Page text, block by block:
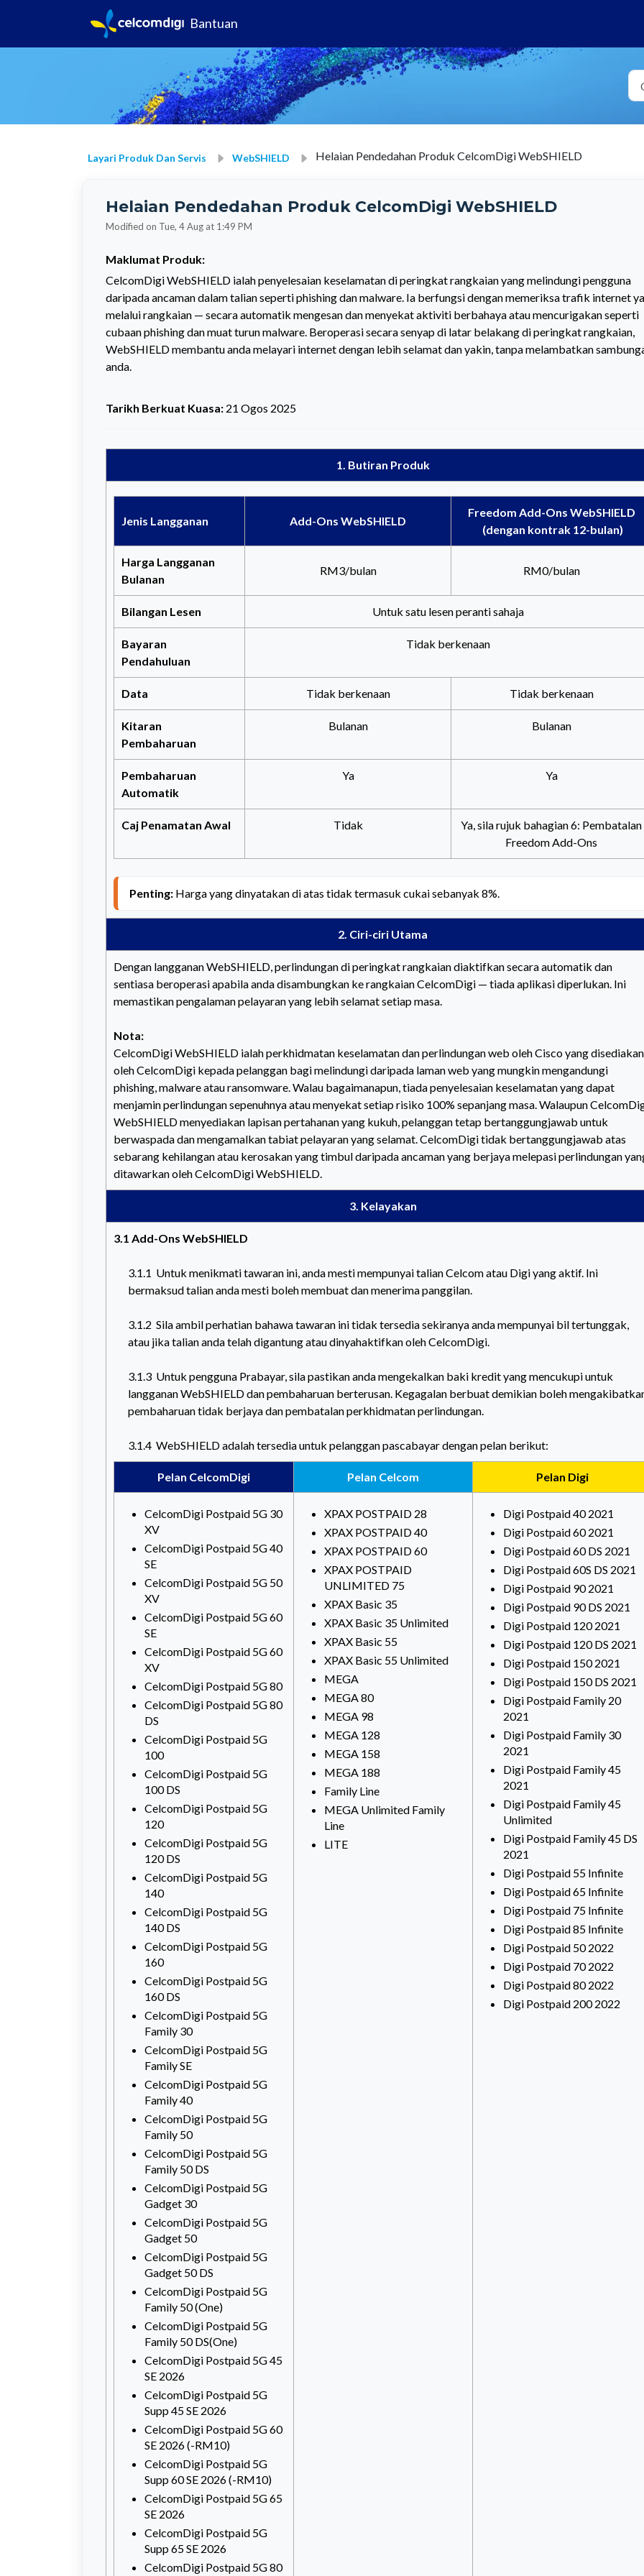
Bantuan
Layari Produk Dan Servis WebSHIELD Helaian Pendedahan Produk CelcomDigi WebSHIELD
Helaian Pendedahan Produk CelcomDigi WebSHIELD
Modified on Tue, 4 Aug at 1:49 PM
Maklumat Produk:
CelcomDigi WebSHIELD ialah penyelesaian keselamatan di peringkat rangkaian yang melindungi pengguna
daripada ancaman dalam talian seperti phishing dan malware. Ia berfungsi dengan memeriksa trafik internet
melalui rangkaian — secara automatik mengesan dan menyekat aktiviti berbahaya atau mencurigakan seperti
cubaan phishing dan muat turun malware. Beroperasi secara senyap di latar belakang di peringkat rangkaian,
WebSHIELD membantu anda melayari internet dengan lebih selamat dan yakin, tanpa melambatkan
anda.
Tarikh Berkuat Kuasa: 21 Ogos 2025
1. Butiran Produk
Jenis Langganan Add-Ons WebSHIELD
Freedom Add-Ons WebSHIELD
(dengan kontrak 12-bulan)
Harga Langganan
Bulanan
RM3/bulan RM0/bulan
Bilangan Lesen Untuk satu lesen peranti sahaja
Bayaran
Pendahuluan
Tidak berkenaan
Data Tidak berkenaan Tidak berkenaan
Kitaran
Pembaharuan
Bulanan Bulanan
Pembaharuan
Automatik
Ya Ya
Caj Penamatan Awal Tidak
Ya, sila rujuk bahagian 6: Pembatalan
Freedom Add-Ons
Penting: Harga yang dinyatakan di atas tidak termasuk cukai sebanyak 8%.
2. Ciri-ciri Utama
Dengan langganan WebSHIELD, perlindungan di peringkat rangkaian diaktifkan secara automatik dan
sentiasa beroperasi apabila anda disambungkan ke rangkaian CelcomDigi — tiada aplikasi diperlukan. Ini
memastikan pengalaman pelayaran yang lebih selamat setiap masa.
Nota:
CelcomDigi WebSHIELD ialah perkhidmatan keselamatan dan perlindungan web oleh Cisco yang disediakan
oleh CelcomDigi kepada pelanggan bagi melindungi daripada laman web yang mungkin mengandungi
phishing, malware atau ransomware. Walau bagaimanapun, tiada penyelesaian keselamatan yang dapat
menjamin perlindungan sepenuhnya atau menyekat setiap risiko 100% sepanjang masa. Walaupun
WebSHIELD menyediakan lapisan pertahanan yang kukuh, pelanggan tetap bertanggungjawab untuk
berwaspada dan mengamalkan tabiat pelayaran yang selamat. CelcomDigi tidak bertanggungjawab atas
sebarang kehilangan atau kerosakan yang timbul daripada ancaman yang berjaya melepasi perlindungan
ditawarkan oleh CelcomDigi WebSHIELD.
3. Kelayakan
3.1 Add-Ons WebSHIELD
3.1.1 Untuk menikmati tawaran ini, anda mesti mempunyai talian Celcom atau Digi yang aktif. Ini
bermaksud talian anda mesti boleh membuat dan menerima panggilan.
3.1.2 Sila ambil perhatian bahawa tawaran ini tidak tersedia sekiranya anda mempunyai bil tertunggak,
atau jika talian anda telah digantung atau dinyahaktifkan oleh CelcomDigi.
3.1.3 Untuk pengguna Prabayar, sila pastikan anda mengekalkan baki kredit yang mencukupi untuk
langganan WebSHIELD dan pembaharuan berterusan. Kegagalan berbuat demikian boleh
pembaharuan tidak berjaya dan pembatalan perkhidmatan perlindungan.
3.1.4 WebSHIELD adalah tersedia untuk pelanggan pascabayar dengan pelan berikut:
Pelan CelcomDigi Pelan Celcom Pelan Digi
CelcomDigi Postpaid 5G 30
XV
CelcomDigi Postpaid 5G 40
SE
CelcomDigi Postpaid 5G 50
XV
CelcomDigi Postpaid 5G 60
SE
CelcomDigi Postpaid 5G 60
XV
CelcomDigi Postpaid 5G 80
CelcomDigi Postpaid 5G 80
DS
CelcomDigi Postpaid 5G
100
CelcomDigi Postpaid 5G
100 DS
CelcomDigi Postpaid 5G
120
CelcomDigi Postpaid 5G
120 DS
CelcomDigi Postpaid 5G
140
CelcomDigi Postpaid 5G
140 DS
CelcomDigi Postpaid 5G
160
CelcomDigi Postpaid 5G
160 DS
CelcomDigi Postpaid 5G
Family 30
CelcomDigi Postpaid 5G
Family SE
CelcomDigi Postpaid 5G
Family 40
CelcomDigi Postpaid 5G
Family 50
CelcomDigi Postpaid 5G
Family 50 DS
CelcomDigi Postpaid 5G
Gadget 30
CelcomDigi Postpaid 5G
Gadget 50
CelcomDigi Postpaid 5G
Gadget 50 DS
CelcomDigi Postpaid 5G
Family 50 (One)
CelcomDigi Postpaid 5G
Family 50 DS(One)
CelcomDigi Postpaid 5G 45
SE 2026
CelcomDigi Postpaid 5G
Supp 45 SE 2026
CelcomDigi Postpaid 5G 60
SE 2026 (-RM10)
CelcomDigi Postpaid 5G
Supp 60 SE 2026 (-RM10)
CelcomDigi Postpaid 5G 65
SE 2026
CelcomDigi Postpaid 5G
Supp 65 SE 2026
CelcomDigi Postpaid 5G 80
XPAX POSTPAID 28
XPAX POSTPAID 40
XPAX POSTPAID 60
XPAX POSTPAID
UNLIMITED 75
XPAX Basic 35
XPAX Basic 35 Unlimited
XPAX Basic 55
XPAX Basic 55 Unlimited
MEGA
MEGA 80
MEGA 98
MEGA 128
MEGA 158
MEGA 188
Family Line
MEGA Unlimited Family
Line
LITE
Digi Postpaid 40 2021
Digi Postpaid 60 2021
Digi Postpaid 60 DS 2021
Digi Postpaid 60S DS 2021
Digi Postpaid 90 2021
Digi Postpaid 90 DS 2021
Digi Postpaid 120 2021
Digi Postpaid 120 DS 2021
Digi Postpaid 150 2021
Digi Postpaid 150 DS 2021
Digi Postpaid Family 20
2021
Digi Postpaid Family 30
2021
Digi Postpaid Family 45
2021
Digi Postpaid Family 45
Unlimited
Digi Postpaid Family 45 DS
2021
Digi Postpaid 55 Infinite
Digi Postpaid 65 Infinite
Digi Postpaid 75 Infinite
Digi Postpaid 85 Infinite
Digi Postpaid 50 2022
Digi Postpaid 70 2022
Digi Postpaid 80 2022
Digi Postpaid 200 2022